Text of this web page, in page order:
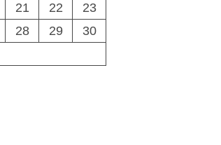
21 22
23
28 29
30